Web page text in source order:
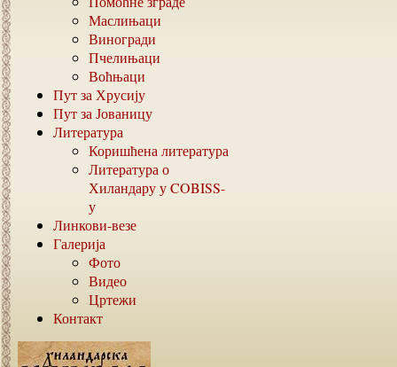
Маслињаци
Виногради
Пчелињаци
Воћњаци
Пут за Хрусију
Пут за Јованицу
Литература
Коришћена литература
Литература о
Хиландару уCOBISS-
у
Линкови-везе
Галерија
Фото
Видео
Цртежи
Контакт